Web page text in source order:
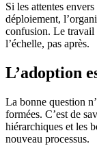
Si les attentes
déploiement,
confusion. Le travail
l’échelle, pas après.
L’adoption
La bonne question
formées. C’est de
hiérarchiques et les
nouveau processus.